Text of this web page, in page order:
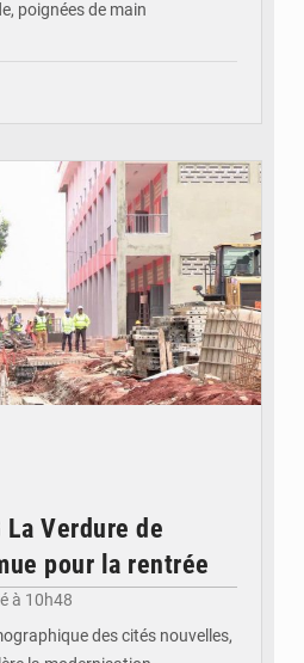
poignées de main
La Verdure de
pour la rentrée
à 10h48
des cités nouvelles,